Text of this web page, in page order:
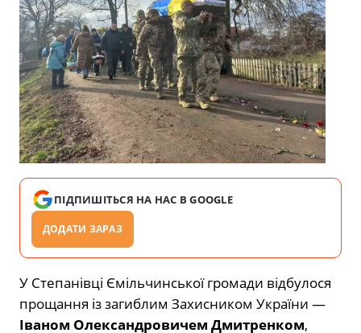
ПІДПИШІТЬСЯ НА НАС В GOOGLE
ДОДАТИ ЗАРАЗ
У Степанівці Ємільчинської громади відбулося
прощання із загиблим Захисником України —
Іваном Олександровичем Дмитренком,